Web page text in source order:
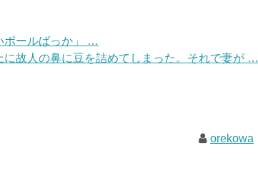
ボールばっか」 …
故人の鼻に豆を詰めてしまった。それで妻が …
orekowa